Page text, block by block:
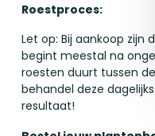
Roestproces:
Let op: Bij aankoop zijn
begint meestal na
roesten duurt tussen de
behandel deze
resultaat!